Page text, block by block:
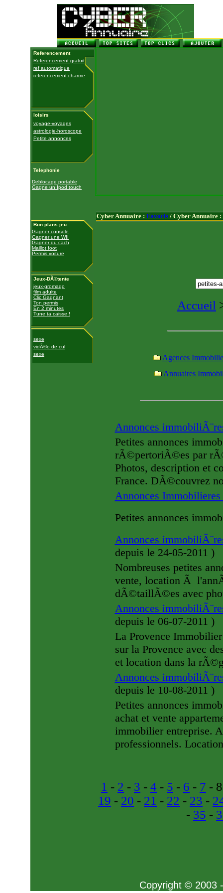
Referencement
Referencement gratuit
ref automatique
referencement-charme
loisirs
voyage-voyages
astrologie-horoscope
Petite annonces
Telephonie
Deblocage portable
Gagne un Ipod touch
Bon plans jeu
Gagner console
Gagner une WII
Gagner du cach
Maillot foot
Permis voiture
Jeux-DÃ©tente
jeux-gromago
film adulte
Clic Gagnant
Ton permis
En 2 minutes
Tune ta caisse !
sexe
vidÃ©o de cul
sexe
Cyber Annuaire : Favoris / Cyber Annuaire :
Accueil
Agences
Annuaires
Annonces
Petites annonces
rÃ©pertoriÃ©es par
Photos, description et
France. DÃ©couvrez
Annonces Immobilieres
Petites annonces
Annonces
depuis le 24-05-2011 )
Nombreuses petites
vente, location Ã
dÃ©taillÃ©es avec
Annonces
depuis le 06-07-2011 )
La Provence
sur la Provence avec
et location dans la
Annonces
depuis le 10-08-2011 )
Petites annonces
achat et vente
immobilier entreprise.
professionnels.
1 - 2 - 3 - 4 - 5 - 6 - 7 -
19 - 20 - 21 - 22 - 23 -
- 35 -
Copyright © 2003